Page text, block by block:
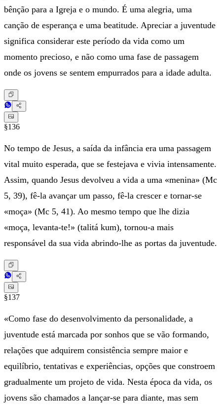
bênção para a Igreja e o mundo. É uma alegria, uma
canção de esperança e uma beatitude. Apreciar a juventude
significa considerar este período da vida como um
momento precioso, e não como uma fase de passagem
onde os jovens se sentem empurrados para a idade adulta.
§136
No tempo de Jesus, a saída da infância era uma passagem
vital muito esperada, que se festejava e vivia intensamente.
Assim, quando Jesus devolveu a vida a uma «menina» (Mc
5, 39), fê-la avançar um passo, fê-la crescer e tornar-se
«moça» (Mc 5, 41). Ao mesmo tempo que lhe dizia
«moça, levanta-te!» (talitá kum), tornou-a mais
responsável da sua vida abrindo-lhe as portas da juventude.
§137
«Como fase do desenvolvimento da personalidade, a
juventude está marcada por sonhos que se vão formando,
relações que adquirem consistência sempre maior e
equilíbrio, tentativas e experiências, opções que constroem
gradualmente um projeto de vida. Nesta época da vida, os
jovens são chamados a lançar-se para diante, mas sem